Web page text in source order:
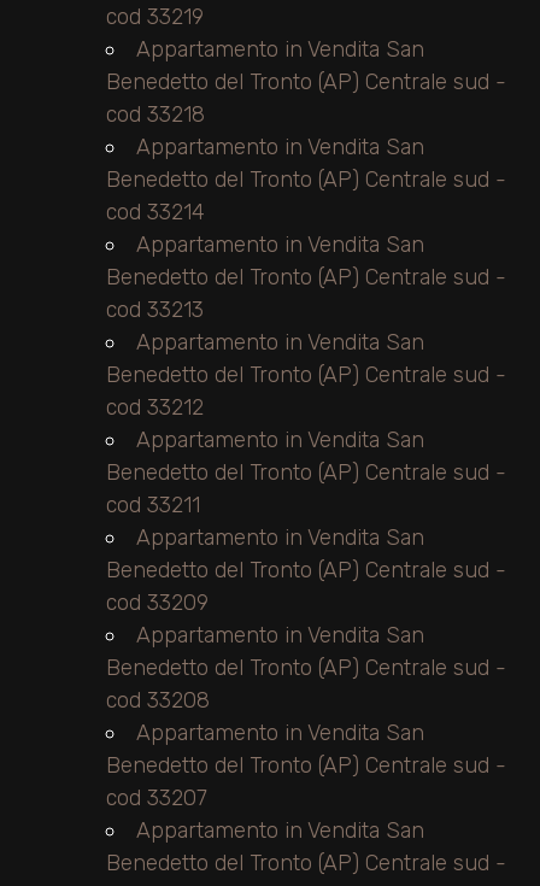
cod 33219
Appartamento in Vendita San
Benedetto del Tronto (AP) Centrale sud -
cod 33218
Appartamento in Vendita San
Benedetto del Tronto (AP) Centrale sud -
cod 33214
Appartamento in Vendita San
Benedetto del Tronto (AP) Centrale sud -
cod 33213
Appartamento in Vendita San
Benedetto del Tronto (AP) Centrale sud -
cod 33212
Appartamento in Vendita San
Benedetto del Tronto (AP) Centrale sud -
cod 33211
Appartamento in Vendita San
Benedetto del Tronto (AP) Centrale sud -
cod 33209
Appartamento in Vendita San
Benedetto del Tronto (AP) Centrale sud -
cod 33208
Appartamento in Vendita San
Benedetto del Tronto (AP) Centrale sud -
cod 33207
Appartamento in Vendita San
Benedetto del Tronto (AP) Centrale sud -